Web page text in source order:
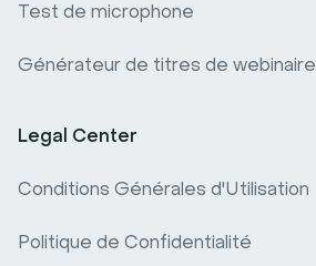
Test de microphone
Générateur de titres de
Legal Center
Conditions Générales d'Utilisation
Politique de Confidentialité